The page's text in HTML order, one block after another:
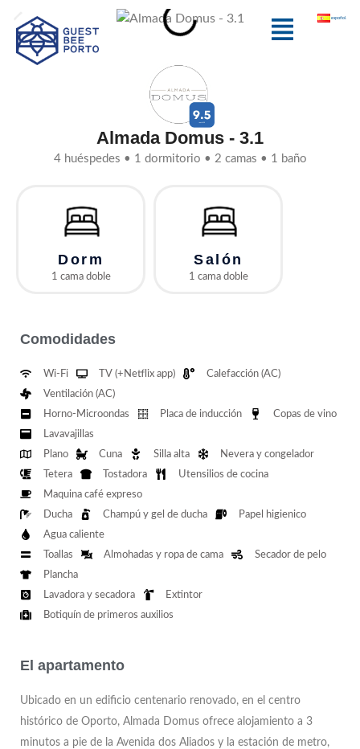
contenido
Menú español
Almada Domus - 3.1
4 huéspedes • 1 dormitorio • 2 camas • 1 baño
Dorm
1 cama doble
Salón
1 cama doble
Comodidades
Wi-Fi TV (+Netflix app)
Calefacción (AC)
Ventilación (AC)
Horno-Microondas
Placa de inducción
Copas de vino
Lavavajillas
Plano
Cuna Silla alta
Nevera y congelador
Tetera
Tostadora
Utensilios de cocina
Maquina café expreso
Ducha
Champú y gel de ducha
Papel higienico
Agua caliente
Toallas
Almohadas y ropa de cama
Secador de pelo
Plancha
Lavadora y secadora
Extintor
Botiquín de primeros auxilios
El apartamento
Ubicado en un edificio centenario renovado, en el centro
histórico de Oporto, Almada Domus ofrece alojamiento a 3
minutos a pie de la Avenida dos Aliados y la estación de metro,